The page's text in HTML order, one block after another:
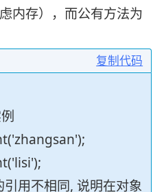
内存），而公有方法为
复制代码
用不相同, 说明在对象